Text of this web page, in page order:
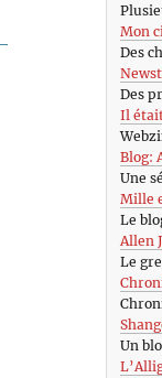
Mon
Des
Des
Il
Blog:
Une
Mille
Le
Allen
Le
Un